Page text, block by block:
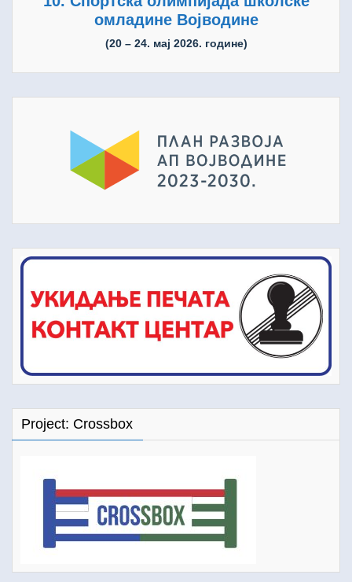
омладине Војводине
(20 – 24. мај 2026. године)
Project: Crossbox